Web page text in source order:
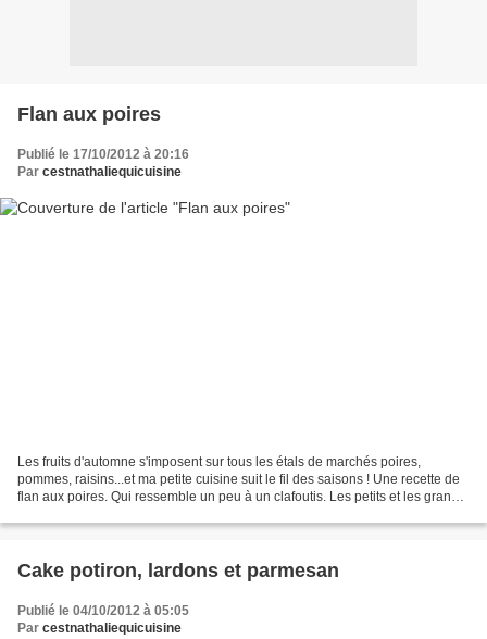
Flan aux poires
Publié le 17/10/2012 à 20:16
Par cestnathaliequicuisine
Les fruits d'automne s'imposent sur tous les étals de marchés poires,
pommes, raisins...et ma petite cuisine suit le fil des saisons ! Une recette de
flan aux poires. Qui ressemble un peu à un clafoutis. Les petits et les grands
Cake potiron, lardons et parmesan
Publié le 04/10/2012 à 05:05
Par cestnathaliequicuisine